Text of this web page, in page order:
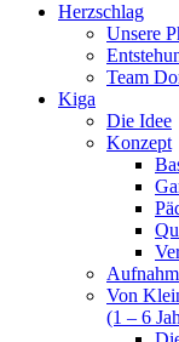
Herzschlag
Unsere
Team
Kiga
Die Idee
Konzept
Von
(1 – 6